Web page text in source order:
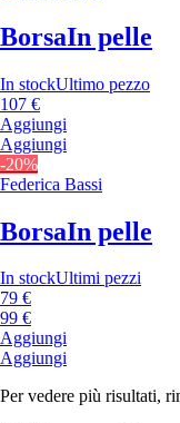
BorsaIn pelle
In stockUltimo pezzo
107 €
Aggiungi
Aggiungi
-20%
Federica Bassi
BorsaIn pelle
In stockUltimi pezzi
79 €
99 €
Aggiungi
Aggiungi
Per vedere più risultati,